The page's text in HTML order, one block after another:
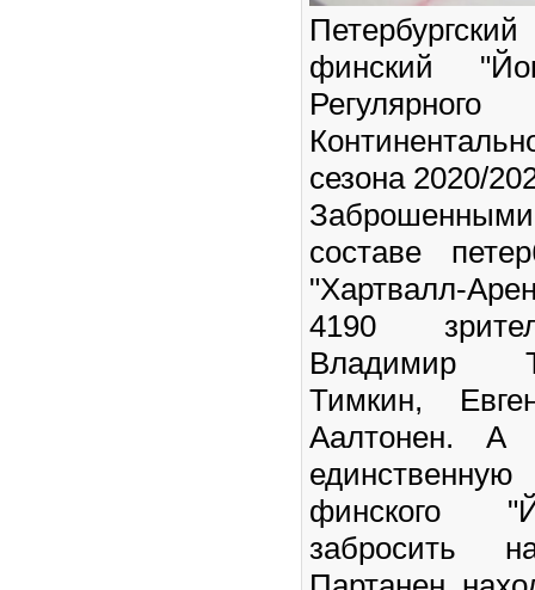
финский
сезона 2020/
составе
"Хартвалл-
4190
Владимир
Тимкин,
Аалтонен. А
финского
забросить